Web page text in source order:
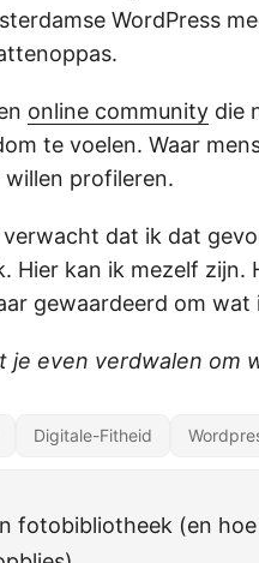
WordPress
online community die
te voelen. Waar
profileren.
dat ik dat
Hier kan ik mezelf
gewaardeerd om wat
je even verdwalen om
Digitale-Fitheid
fotobibliotheek (en